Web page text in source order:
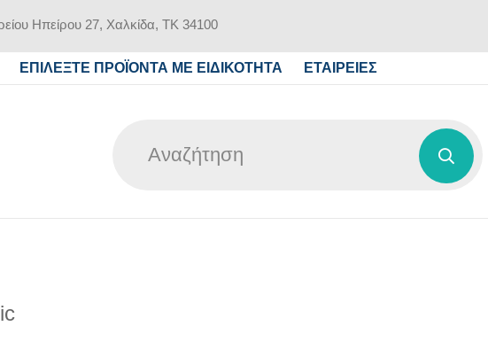
Ηπείρου 27, Χαλκίδα, ΤΚ 34100
ΕΠΙΛΕΞΤΕ ΠΡΟΪΟΝΤΑ ΜΕ ΕΙΔΙΚΟΤΗΤΑ ΕΤΑΙΡΕΙΕΣ